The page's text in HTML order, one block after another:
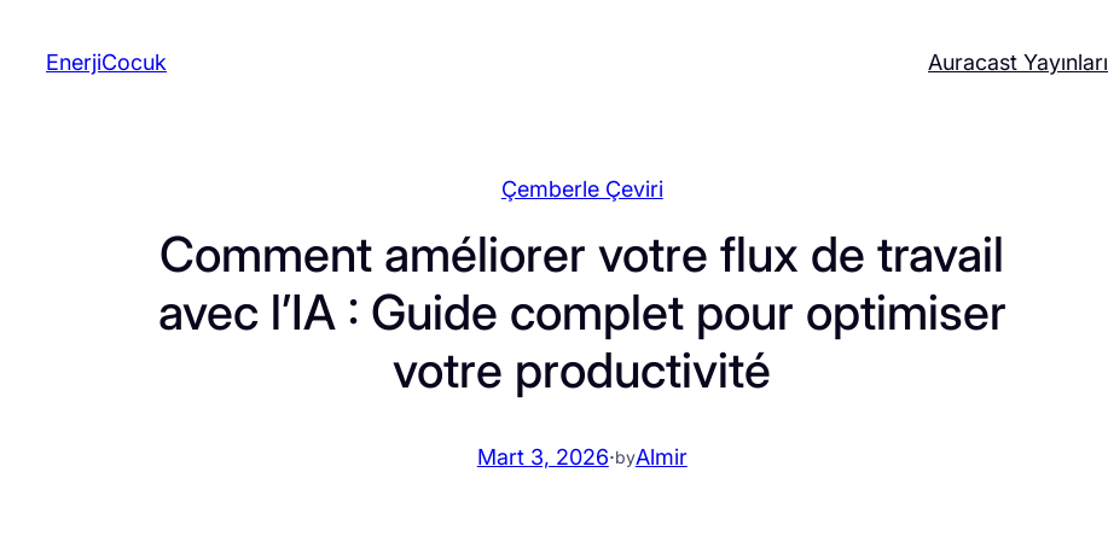
EnerjiCocuk Auracast Yayınları
Çemberle Çeviri
Comment améliorer votre flux de travail
avec l’IA : Guide complet pour optimiser
votre productivité
Mart 3, 2026·byAlmir